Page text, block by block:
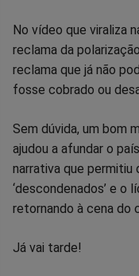
No vídeo que viraliza
reclama da
reclama que já não
fosse cobrado ou
Sem dúvida, um bom
ajudou a afundar o
narrativa que
‘descondenados’ e o
retornando à cena do
Já vai tarde!